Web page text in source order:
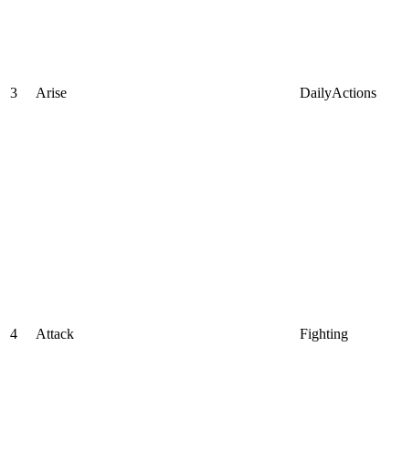
3 Arise DailyActions
4 Attack Fighting